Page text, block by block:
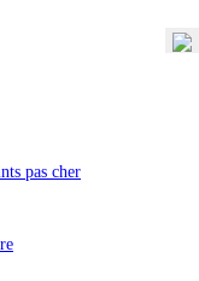
pas cher